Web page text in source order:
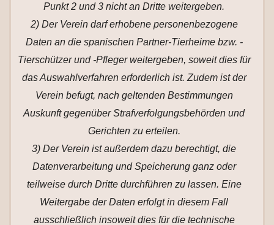
Punkt 2 und 3 nicht an Dritte weitergeben.
2) Der Verein darf erhobene personenbezogene
Daten an die spanischen Partner-Tierheime bzw. -
Tierschützer und -Pfleger weitergeben, soweit dies für
das Auswahlverfahren erforderlich ist. Zudem ist der
Verein befugt, nach geltenden Bestimmungen
Auskunft gegenüber Strafverfolgungsbehörden und
Gerichten zu erteilen.
3) Der Verein ist außerdem dazu berechtigt, die
Datenverarbeitung und Speicherung ganz oder
teilweise durch Dritte durchführen zu lassen. Eine
Weitergabe der Daten erfolgt in diesem Fall
ausschließlich insoweit dies für die technische